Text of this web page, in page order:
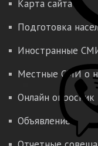
Карта сайта
Подготовка
Иностранные
Местные СМИ о
Онлайн опросник
Объявление